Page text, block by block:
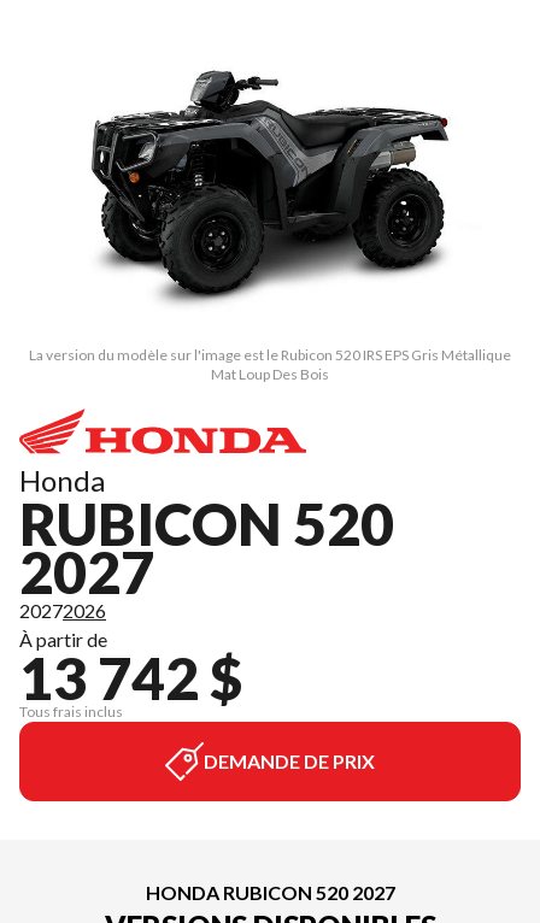
La version du modèle sur l'image est le Rubicon 520 IRS EPS Gris Métallique
Mat Loup Des Bois
Honda
RUBICON 520
2027
20272026
À partir de
13 742 $
Tous frais inclus
DEMANDE DE PRIX
HONDA RUBICON 520 2027